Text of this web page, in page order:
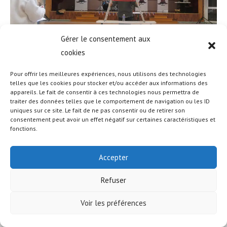
Gérer le consentement aux
cookies
Pour offrir les meilleures expériences, nous utilisons des technologies
telles que les cookies pour stocker et/ou accéder aux informations des
appareils. Le fait de consentir à ces technologies nous permettra de
traiter des données telles que le comportement de navigation ou les ID
uniques sur ce site. Le fait de ne pas consentir ou de retirer son
consentement peut avoir un effet négatif sur certaines caractéristiques et
fonctions.
Accepter
Refuser
Voir les préférences
© COPYRIGHT - OCEANWP THEME BY NICK